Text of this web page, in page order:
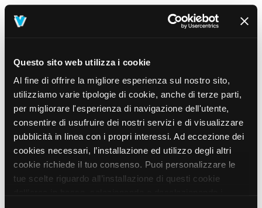
Questo sito web utilizza i cookie
Al fine di offrire la migliore esperienza sul nostro sito,
utilizziamo varie tipologie di cookie, anche di terze parti,
per migliorare l'esperienza di navigazione dell'utente,
consentire di usufruire dei nostri servizi e di visualizzare
pubblicità in linea con i propri interessi. Ad eccezione dei
cookies necessari, l’installazione ed utilizzo degli altri
cookie richiede il tuo consenso. Puoi personalizzare le
tue scelte riguardo all’installazione di questi cookie